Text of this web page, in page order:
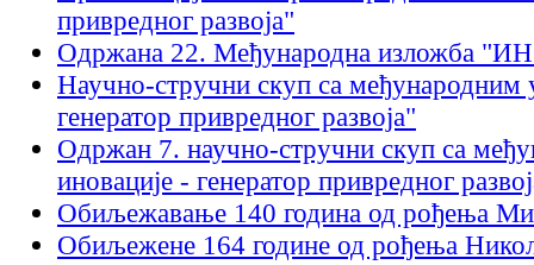
привредног развоја"
Одржана 22. Међународна изложба
Научно-стручни скуп са
генератор привредног развоја"
Одржан 7. научно-стручни скуп са
иновације - генератор привредног
Обиљежавање 140 година од рођења
Обиљежене 164 године од рођења